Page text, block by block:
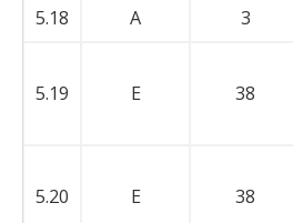
5.18 A 3
5.19 E 38
5.20 E 38